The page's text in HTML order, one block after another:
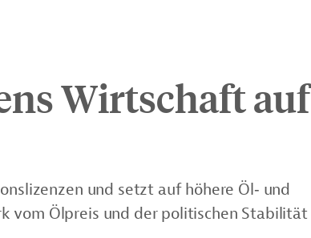
Wirtschaft auf
und setzt auf höhere Öl‑ und
vom Ölpreis und der politischen Stabilität